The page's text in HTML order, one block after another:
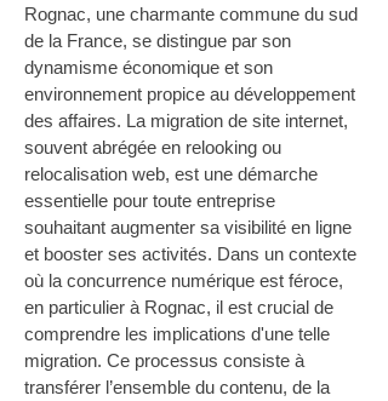
Rognac, une charmante commune du sud
de la France, se distingue par son
dynamisme économique et son
environnement propice au développement
des affaires. La migration de site internet,
souvent abrégée en relooking ou
relocalisation web, est une démarche
essentielle pour toute entreprise
souhaitant augmenter sa visibilité en ligne
et booster ses activités. Dans un contexte
où la concurrence numérique est féroce,
en particulier à Rognac, il est crucial de
comprendre les implications d'une telle
migration. Ce processus consiste à
transférer l’ensemble du contenu, de la